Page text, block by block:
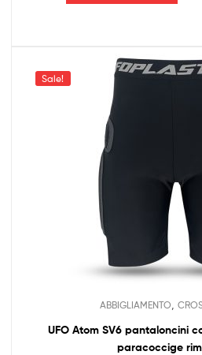
Sale!
ABBIGLIAMENTO
UFO Atom SV6 pantaloncini
paracoccige